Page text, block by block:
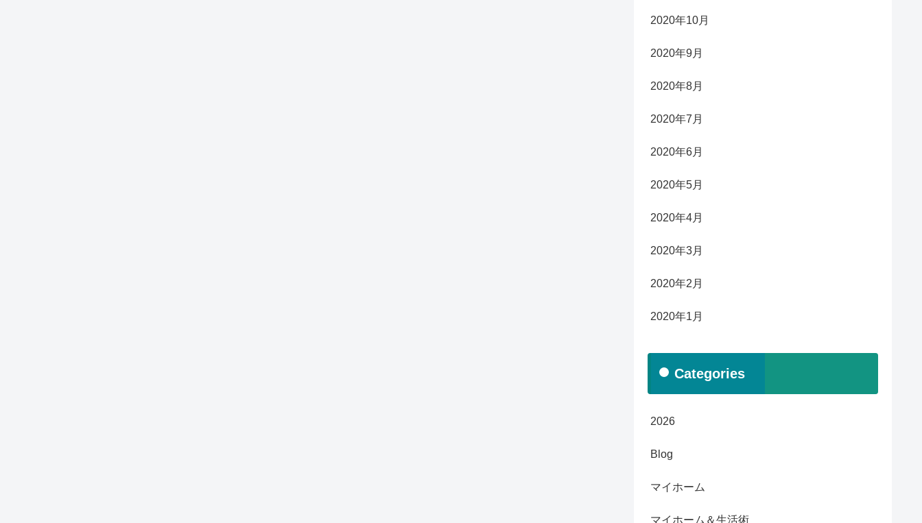
2020年10月
2020年9月
2020年8月
2020年7月
2020年6月
2020年5月
2020年4月
2020年3月
2020年2月
2020年1月
Categories
2026
Blog
マイホーム
マイホーム＆生活術